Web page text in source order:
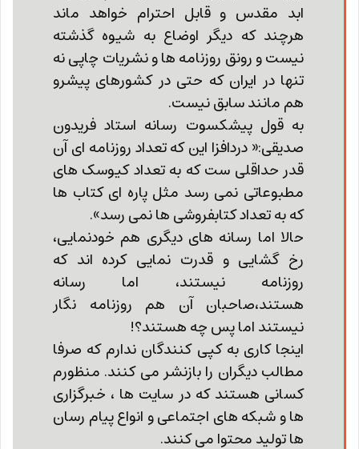
ابد مقدس و قابل احترام خواهد ماند
هرچند که دیگر اوضاع به شیوه گذشته
نیست و رونق روزنامه ها و نشریات چاپی نه
تنها در ایران که حتی در کشورهای پیشرو
هم مانند سابق نیست.
به قول پیشکسوت رسانه استاد فریدون
صدیقی:« دردافزا این که تعداد روزنامه ای آن
قدر حداقلی ست که به تعداد کیوسک های
مطبوعاتی نمی رسد مثل پاره ای کتاب ها
که به تعداد کتابفروشی ها نمی رسد».
حالا اما رسانه های دیگری هم خودنمایی،
رخ گشایی و قدرت نمایی کرده اند که
روزنامه نیستند، اما رسانه
هستند،صاحبان آن هم روزنامه نگار
نیستند اما پس چه هستند؟!
اینجا کاری به کپی کنندگان ندارم که صرفا
مطالب دیگران را بازنشر می کنند. منظورم
کسانی هستند که در سایت ها ، خبرگزاری
ها و شبکه های اجتماعی و انواع پیام رسان
ها تولید محتوا می کنند.